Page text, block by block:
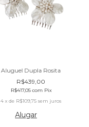
Aluguel Dupla Rosita
R$439,00
R$417,05 com Pix
4 x de R$109,75 sem juros
Alugar